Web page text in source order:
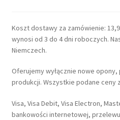
Koszt dostawy za zamówienie:
wynosi od 3 do 4 dni roboczych.
Niemczech.
Oferujemy wyłącznie nowe
produkcji. Wszystkie podane ceny
Visa, Visa Debit, Visa Electron,
bankowości internetowej,